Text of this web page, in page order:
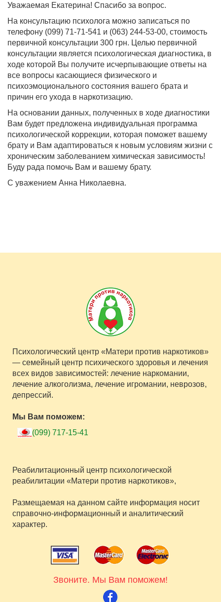
Уважаемая Екатерина! Спасибо за вопрос.
На консультацию психолога можно записаться по
телефону (099) 71-71-541 и (063) 244-53-00, стоимость
первичной консультации 300 грн. Целью первичной
консультации является психологическая диагностика, в
ходе которой Вы получите исчерпывающие ответы на
все вопросы касающиеся физического и
психоэмоционального состояния вашего брата и
причин его ухода в наркотизацию.
На основании данных, полученных в ходе диагностики
Вам будет предложена индивидуальная программа
психологической коррекции, которая поможет вашему
брату и Вам адаптироваться к новым условиям жизни с
хроническим заболеванием химическая зависимость!
Буду рада помочь Вам и вашему брату.
С уважением Анна Николаевна.
Психологический центр «Матери против наркотиков»
— семейный центр психического здоровья и лечения
всех видов зависимостей: лечение наркомании,
лечение алкоголизма, лечение игромании, неврозов,
депрессий.
Мы Вам поможем:
(099) 717-15-41
Реабилитационный центр психологической
реабилитации «Матери против наркотиков»,
Размещаемая на данном сайте информация носит
справочно-информационный и аналитический
характер.
Звоните. Мы Вам поможем!